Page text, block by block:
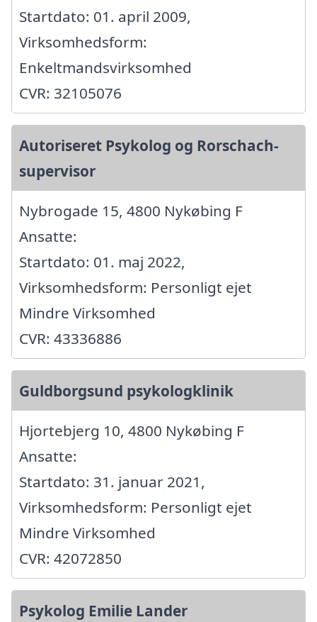
Startdato: 01. april 2009,
Virksomhedsform:
Enkeltmandsvirksomhed
CVR: 32105076
Autoriseret Psykolog og Rorschach-
supervisor
Nybrogade 15, 4800 Nykøbing F
Ansatte:
Startdato: 01. maj 2022,
Virksomhedsform: Personligt ejet
Mindre Virksomhed
CVR: 43336886
Guldborgsund psykologklinik
Hjortebjerg 10, 4800 Nykøbing F
Ansatte:
Startdato: 31. januar 2021,
Virksomhedsform: Personligt ejet
Mindre Virksomhed
CVR: 42072850
Psykolog Emilie Lander